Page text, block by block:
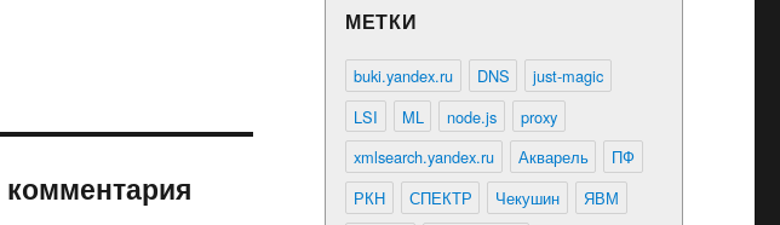
комментария
МЕТКИ
buki.yandex.ru DNS
just-magic
LSI
ML node.js
proxy
xmlsearch.yandex.ru
Акварель
ПФ
РКН
СПЕКТР Чекушин
ЯВМ